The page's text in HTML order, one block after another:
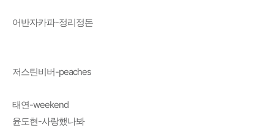
어반자카파-정리정돈
저스틴비버-peaches
태연-weekend
윤도현-사랑했나봐